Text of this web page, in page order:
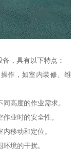
，具有以下特点：
作，如室内装修、维
高度的作业需求。
业时的安全性。
移动和定位。
境的干扰。